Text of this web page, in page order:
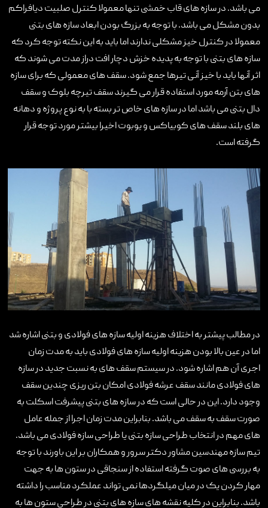
می باشد. در سازه های قاب خمشی تنها معمولا کنترل صلبیت دیافراکم
بدون مشکل می باشد. با توجه به بزرگ بودن ابعاد سازه های بتنی
معمولا در کنترل خیز مشکلی ندارند اما باید به این نکته توجه کرد که
سازه های بتنی با توجه به پدیده خزش دچار افت دراز مدت می شوند که
اثر آنها باید با خیز آنی تیرها جمع شود. سقف های معمولی که برای سازه
های بتن آرمه مورد استفاده قرار می گیرند سقف تیرچه بلوک و سقف
دال بتنی می باشد اما در سازه های خاص تر بسته با به نوع پروژه و دهانه
های بلند سقف های کوبیاکس و یوبوت اخیرا بیشتر مورد توجه قرار
گرفته است.
در مطالب پیشتر به اختلاف هزینه اولیه سازه های فولادی و بتنی اشاره شد
اما در عین بالا بودن هزینه اولیه سازه های فولادی باید به مدت زمان
اجری آن هم اشاره شود. در سیستم سقف های به نسبت جدید در سازه
های فولادی مانند سقف عرشه فولادی امکان بتن ریزی چندین سقف
وجود دارد. این در حالی است که در سازه های بتنی پیشرفت اسکلت به
صورت سقف به سقف می باشد. بنابراین مدت زمان اجرا از جمله عامل
های مهم در انتخاب طراحی سازه بتنی یا طراحی سازه فولادی می باشد.
تیم سازه مهندسین مشاور دکتر سرور و همکاران بر این باورند با توجه
به بررسی های صوت گرفته استفاده از سنجاقی در ستون ها به جهت
مهار کردن یک در میان میلگردها نمی تواند عملکرد مناسب را داشته
باشد. بنابراین در کلیه نقشه های سازه های بتنی در طراحی ستون ها به